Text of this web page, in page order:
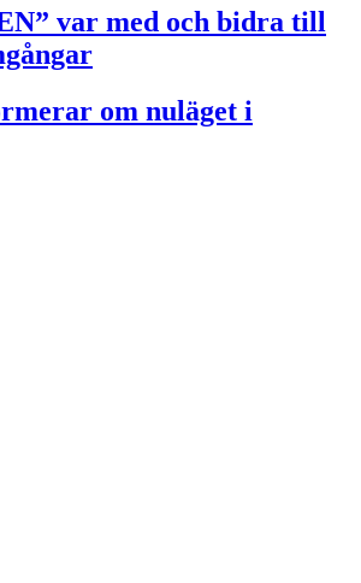
var med och bidra till
om nuläget i